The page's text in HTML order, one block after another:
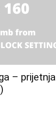
– prijetnja